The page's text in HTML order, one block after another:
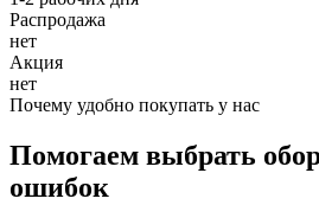
Распродажа
нет
Акция
нет
Почему удобно покупать у нас
Помогаем выбрать
ошибок